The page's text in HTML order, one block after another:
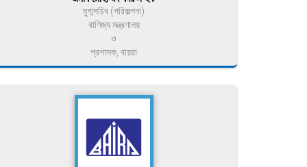
যুগ্মসচিব (পরিকল্পনা)
বাণিজ্য মন্ত্রণালয়
ও
প্রশাসক, বায়রা